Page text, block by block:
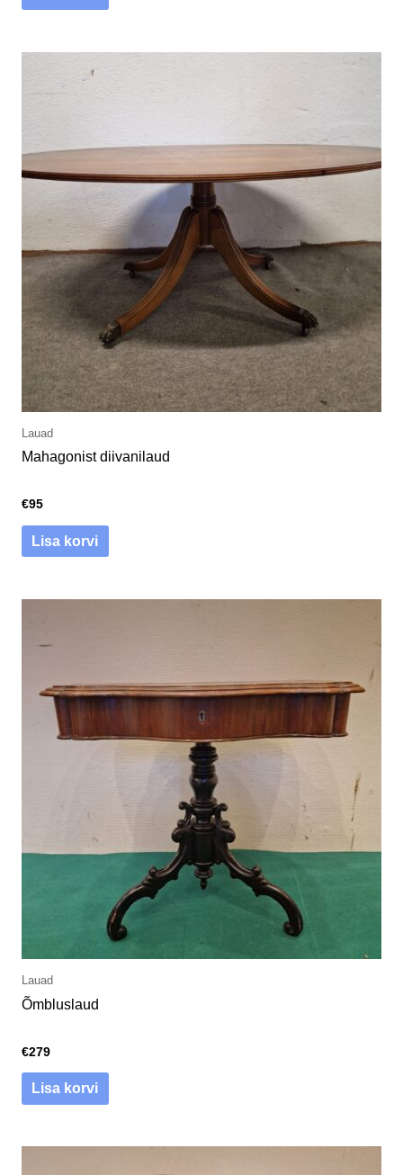
Lauad
Mahagonist diivanilaud
€95
Lisa korvi
Lauad
Õmbluslaud
€279
Lisa korvi